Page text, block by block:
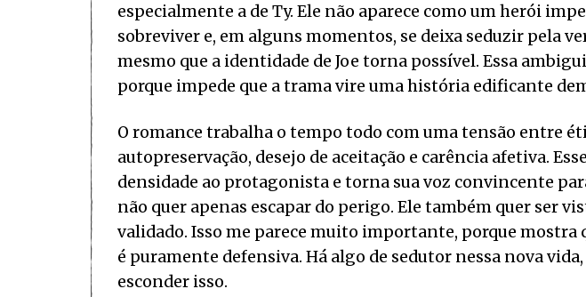
especialmente a de Ty. Ele não aparece como um herói
sobreviver e, em alguns momentos, se deixa seduzir pela
mesmo que a identidade de Joe torna possível. Essa
porque impede que a trama vire uma história edificante
O romance trabalha o tempo todo com uma tensão entre
autopreservação, desejo de aceitação e carência afetiva.
densidade ao protagonista e torna sua voz convincente
não quer apenas escapar do perigo. Ele também quer ser
validado. Isso me parece muito importante, porque mostra
é puramente defensiva. Há algo de sedutor nessa nova
esconder isso.